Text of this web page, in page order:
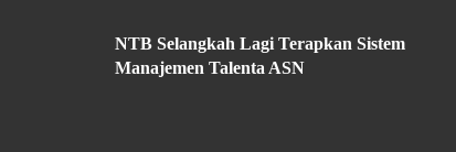
NTB Selangkah Lagi Terapkan Sistem
Manajemen Talenta ASN